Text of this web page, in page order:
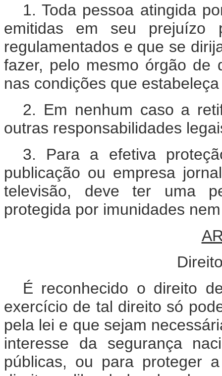
1. Toda pessoa atingida
emitidas em seu prejuízo
regulamentados e que se
fazer, pelo mesmo órgão de
nas condições que
2. Em nenhum caso a
outras responsabilidades
3. Para a efetiva
publicação ou empresa
televisão, deve ter uma
protegida por imunidades
É reconhecido o direito
exercício de tal direito só
pela lei e que sejam
interesse da segurança
públicas, ou para proteger